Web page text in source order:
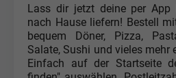
Lass dir jetzt deine per App
nach Hause liefern! Bestell
bequem Döner, Pizza,
Salate, Sushi und vieles mehr
Einfach auf der Startseite